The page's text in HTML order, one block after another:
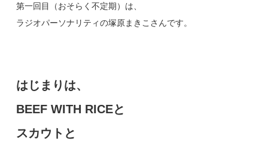
第一回目（おそらく不定期）は、
ラジオパーソナリティの塚原まきこさんです。
はじまりは、
BEEF WITH RICEと
スカウトと